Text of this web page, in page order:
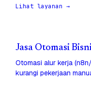
Lihat layanan →
Jasa Otomasi
Otomasi alur kerja
kurangi pekerjaan